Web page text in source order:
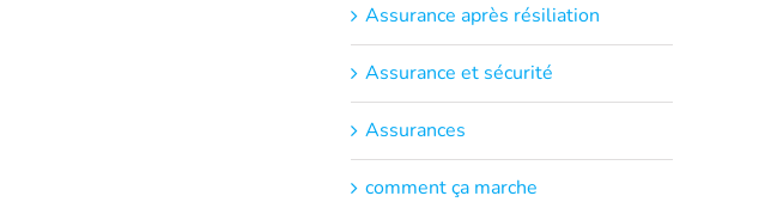
Assurance après résiliation
Assurance et sécurité
Assurances
comment ça marche